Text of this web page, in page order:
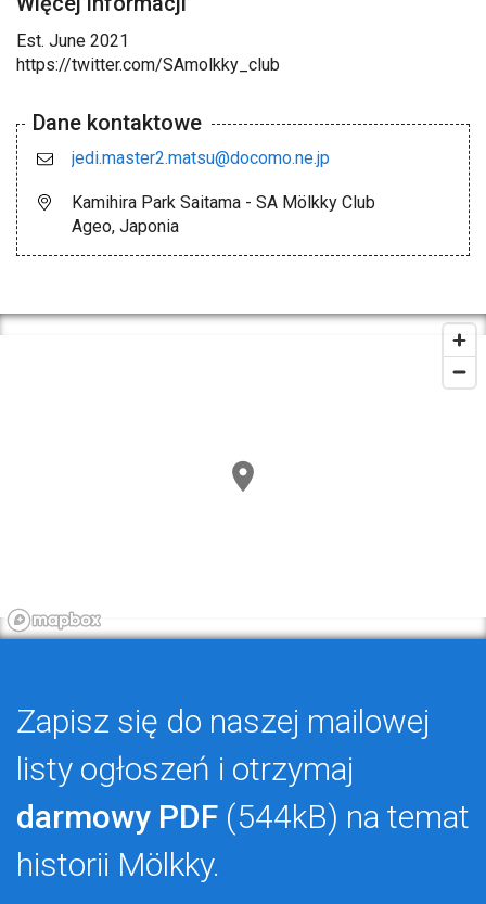
Est. June 2021
https://twitter.com/SAmolkky_club
Dane kontaktowe
jedi.master2.matsu@docomo.ne.jp
Kamihira Park Saitama - SA Mölkky Club
Ageo, Japonia
Zapisz się do naszej mailowej
listy ogłoszeń i otrzymaj
darmowy PDF (544kB) na temat
historii Mölkky.